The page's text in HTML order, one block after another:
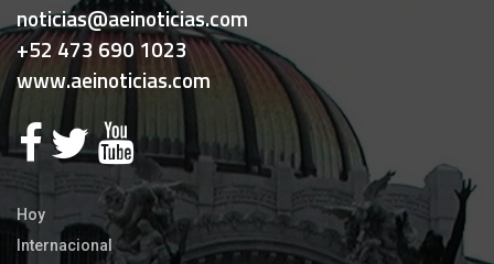
noticias@aeinoticias.com
+52 473 690 1023
www.aeinoticias.com
Hoy
Internacional